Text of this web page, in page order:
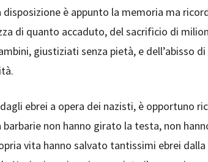
disposizione è appunto la memoria ma
di quanto accaduto, del sacrificio di
giustiziati senza pietà, e dell’abisso di
ebrei a opera dei nazisti, è opportuno
non hanno girato la testa, non
vita hanno salvato tantissimi ebrei dalla